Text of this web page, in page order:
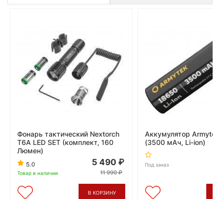
Фонарь тактический Nextorch
T6A LED SET (комплект, 160
Люмен)
5.0
Товар в наличии
5 490
11 990
В КОРЗИНУ
Аккумулятор
(3500 мАч, Li-ion)
Под заказ